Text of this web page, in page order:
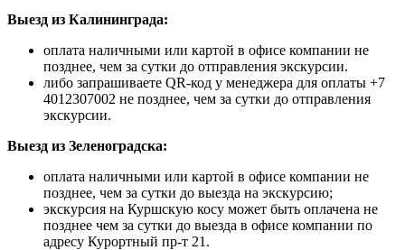
Выезд из Калининграда:
оплата наличными или картой в офисе компании не
позднее, чем за сутки до отправления экскурсии.
либо запрашиваете QR-код у менеджера для оплаты +7
4012307002 не позднее, чем за сутки до отправления
экскурсии.
Выезд из Зеленоградска:
оплата наличными или картой в офисе компании не
позднее, чем за сутки до выезда на экскурсию;
экскурсия на Куршскую косу может быть оплачена не
позднее чем за сутки до выезда в офисе компании по
адресу Курортный пр-т 21.